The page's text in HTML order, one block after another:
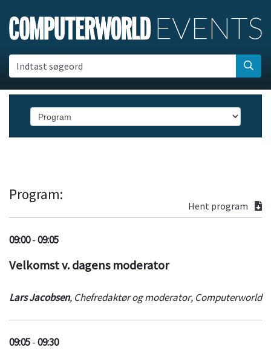
Indtast søgeord
Program:
Hent program
09:00-09:05
Velkomst v. dagens moderator
Lars Jacobsen, Chefredaktør og moderator, Computerworld
09:05-09:30